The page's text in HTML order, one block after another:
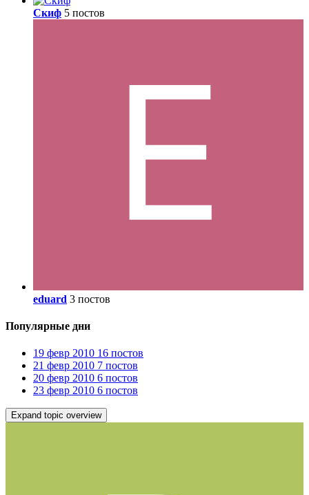
Скиф 5 постов
eduard 3 постов
Популярные дни
19 февр 2010 16 постов
21 февр 2010 7 постов
20 февр 2010 6 постов
23 февр 2010 6 постов
Expand topic overview